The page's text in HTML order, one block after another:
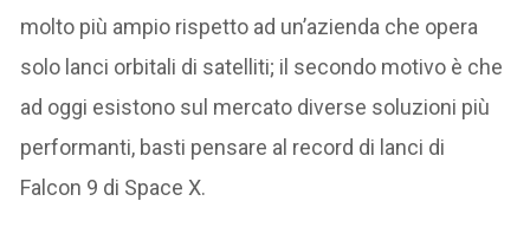
molto più ampio rispetto ad un’azienda che opera
solo lanci orbitali di satelliti; il secondo motivo è che
ad oggi esistono sul mercato diverse soluzioni più
performanti, basti pensare al record di lanci di
Falcon 9 di Space X.